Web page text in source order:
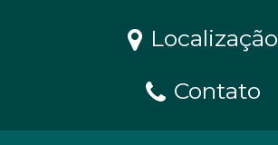
Localização
Contato